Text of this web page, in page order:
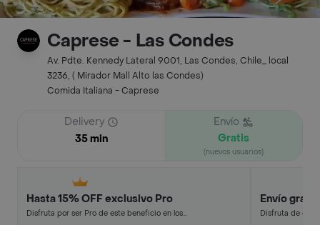
Caprese - Las Condes
Av. Pdte. Kennedy Lateral 9001, Las Condes, Chile_ local
3236, ( Mirador Mall Alto las Condes)
Comida Italiana - Caprese
Delivery
35 min
Envío
Gratis
(nuevos usuarios)
Hasta 15% OFF exclusivo Pro
Disfruta por ser Pro de este beneficio en los
Envío
Disfruta de este